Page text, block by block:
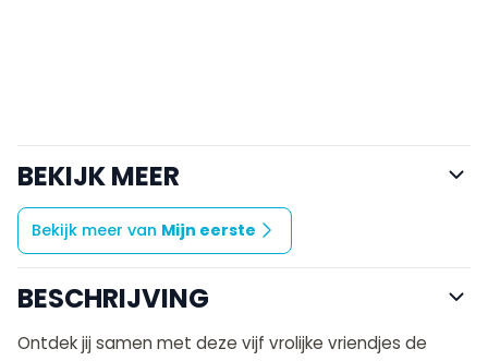
BEKIJK MEER
Bekijk meer van Mijn eerste
BESCHRIJVING
Ontdek jij samen met deze vijf vrolijke vriendjes de